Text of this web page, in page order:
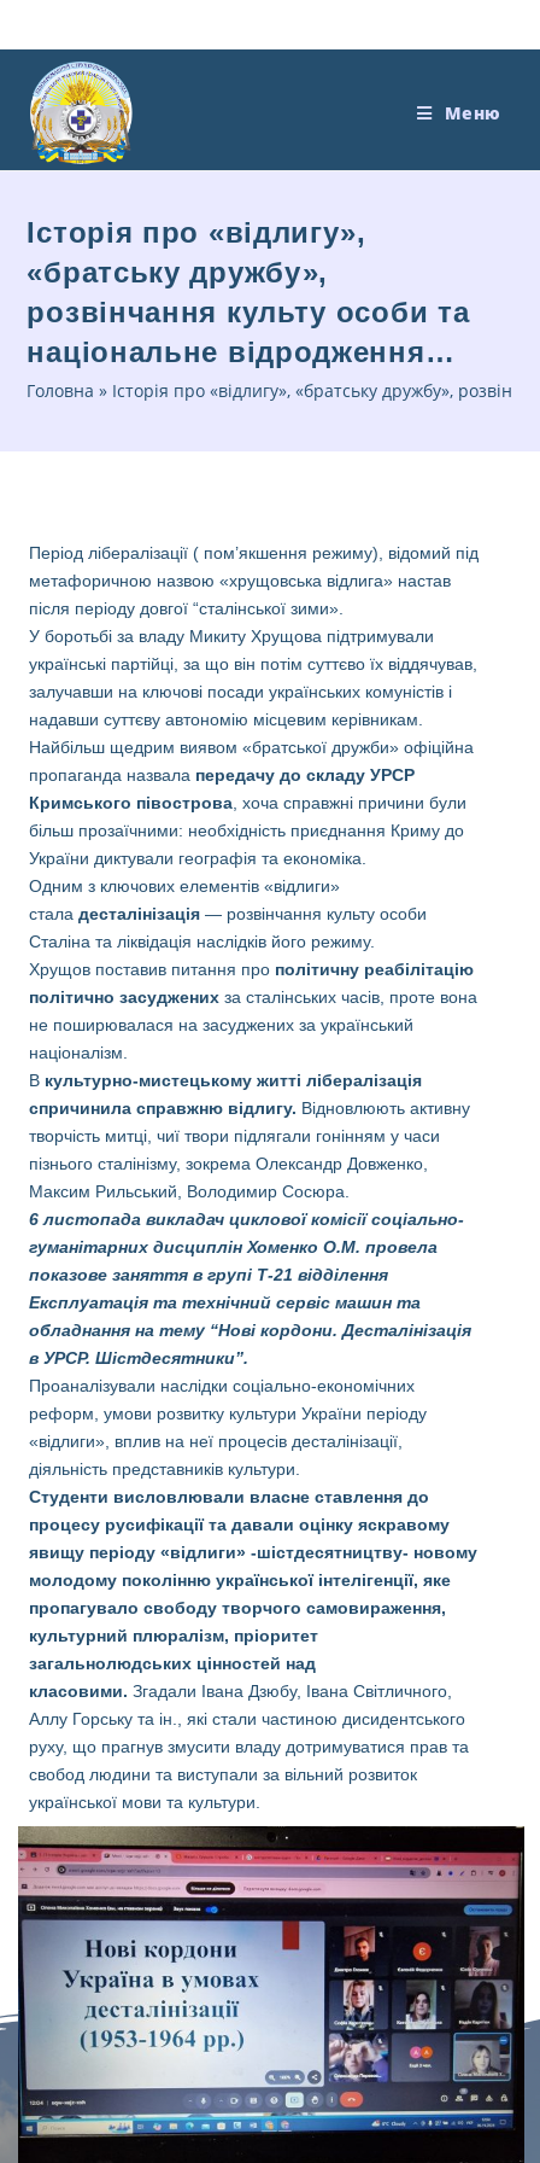
Меню
Історія про «відлигу»,
«братську дружбу»,
розвінчання культу особи та
національне відродження…
Головна » Історія про «відлигу», «братську дружбу»,
Період лібералізації ( пом’якшення режиму), відомий під
метафоричною назвою «хрущовська відлига» настав
після періоду довгої “сталінської зими».
У боротьбі за владу Микиту Хрущова підтримували
українські партійці, за що він потім суттєво їх віддячував,
залучавши на ключові посади українських комуністів і
надавши суттєву автономію місцевим керівникам.
Найбільш щедрим виявом «братської дружби» офіційна
пропаганда назвала передачу до складу УРСР
Кримського півострова , хоча справжні причини були
більш прозаїчними: необхідність приєднання Криму до
України диктували географія та економіка.
Одним з ключових елементів «відлиги»
стала десталінізація — розвінчання культу особи
Сталіна та ліквідація наслідків його режиму.
Хрущов поставив питання про політичну реабілітацію
політично засуджених за сталінських часів, проте вона
не поширювалася на засуджених за український
націоналізм.
В культурно-мистецькому житті лібералізація
спричинила справжню відлигу. Відновлюють активну
творчість митці, чиї твори підлягали гонінням у часи
пізнього сталінізму, зокрема Олександр Довженко,
Максим Рильський, Володимир Сосюра.
6 листопада викладач циклової комісії соціально-
гуманітарних дисциплін Хоменко О.М. провела
показове заняття в групі Т-21 відділення
Експлуатація та технічний сервіс машин та
обладнання на тему “Нові кордони. Десталінізація
в УРСР. Шістдесятники”.
Проаналізували наслідки соціально-економічних
реформ, умови розвитку культури України періоду
«відлиги», вплив на неї процесів десталінізації,
діяльність представників культури.
Студенти висловлювали власне ставлення до
процесу русифікації та давали оцінку яскравому
явищу періоду «відлиги» -шістдесятництву- новому
молодому поколінню української інтелігенції, яке
пропагувало свободу творчого самовираження,
культурний плюралізм, пріоритет
загальнолюдських цінностей над
класовими. Згадали Івана Дзюбу, Івана Світличного,
Аллу Горську та ін., які стали частиною дисидентського
руху, що прагнув змусити владу дотримуватися прав та
свобод людини та виступали за вільний розвиток
української мови та культури.